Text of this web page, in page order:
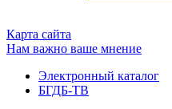
Карта сайта
Нам важно ваше мнение
Электронный каталог
БГДБ-ТВ